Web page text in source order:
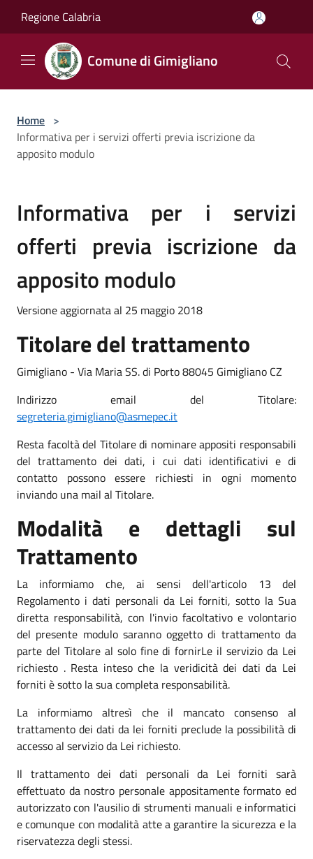
Regione Calabria
Comune di Gimigliano
Home >
Informativa per i servizi offerti previa iscrizione da
apposito modulo
Informativa per i servizi
offerti previa iscrizione da
apposito modulo
Versione aggiornata al 25 maggio 2018
Titolare del trattamento
Gimigliano - Via Maria SS. di Porto 88045 Gimigliano CZ
Indirizzo email del Titolare:
segreteria.gimigliano@asmepec.it
Resta facoltà del Titolare di nominare appositi responsabili
del trattamento dei dati, i cui dati identificativi e di
contatto possono essere richiesti in ogni momento
inviando una mail al Titolare.
Modalità e dettagli sul
Trattamento
La informiamo che, ai sensi dell'articolo 13 del
Regolamento i dati personali da Lei forniti, sotto la Sua
diretta responsabilità, con l'invio facoltativo e volontario
del presente modulo saranno oggetto di trattamento da
parte del Titolare al solo fine di fornirLe il servizio da Lei
richiesto . Resta inteso che la veridicità dei dati da Lei
forniti è sotto la sua completa responsabilità.
La informiamo altresì che il mancato consenso al
trattamento dei dati da lei forniti preclude la possibilità di
accesso al servizio da Lei richiesto.
Il trattamento dei dati personali da Lei forniti sarà
effettuato da nostro personale appositamente formato ed
autorizzato con l'ausilio di strumenti manuali e informatici
e comunque con modalità atte a garantire la sicurezza e la
riservatezza degli stessi.